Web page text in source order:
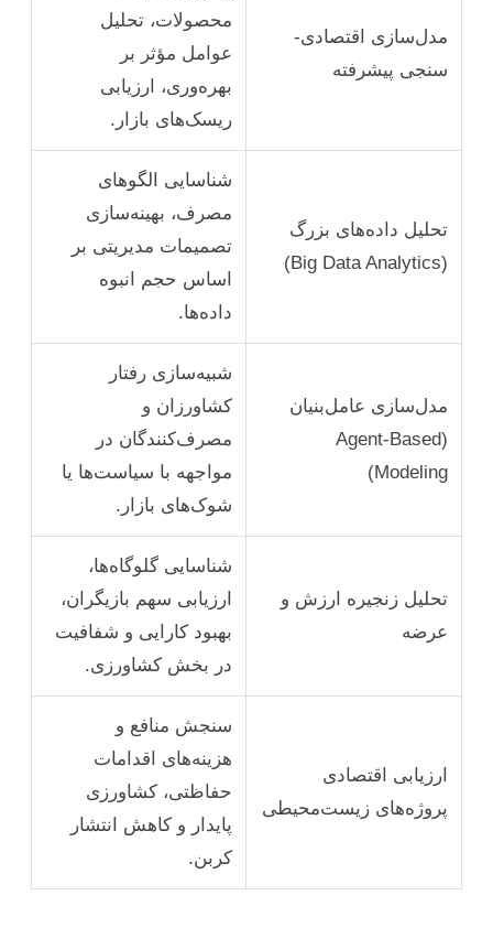
مدل‌سازی اقتصادی-
سنجی پیشرفته
محصولات، تحلیل
عوامل مؤثر بر
بهره‌وری، ارزیابی
ریسک‌های بازار.
تحلیل داده‌های بزرگ
(Big Data Analytics)
شناسایی الگوهای
مصرف، بهینه‌سازی
تصمیمات مدیریتی بر
اساس حجم انبوه
داده‌ها.
مدل‌سازی عامل‌بنیان
(Agent-Based
Modeling)
شبیه‌سازی رفتار
کشاورزان و
مصرف‌کنندگان در
مواجهه با سیاست‌ها یا
شوک‌های بازار.
تحلیل زنجیره ارزش و
عرضه
شناسایی گلوگاه‌ها،
ارزیابی سهم بازیگران،
بهبود کارایی و شفافیت
در بخش کشاورزی.
ارزیابی اقتصادی
پروژه‌های زیست‌محیطی
سنجش منافع و
هزینه‌های اقدامات
حفاظتی، کشاورزی
پایدار و کاهش انتشار
کربن.